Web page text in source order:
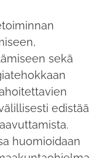
sekä
edistää
huomioidaan